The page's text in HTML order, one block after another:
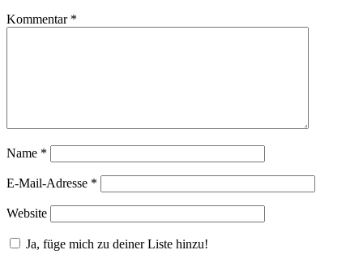
Kommentar *
Name *
E-Mail-Adresse *
Website
Ja, füge mich zu deiner Liste hinzu!